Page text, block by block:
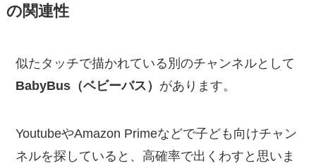
の関連性
似たタッチで描かれている別のチャンネルとして
BabyBus（ベビーバス） があります。
YoutubeやAmazon Primeなどで子ども向けチャン
ネルを探していると、高確率で出くわすと思いま